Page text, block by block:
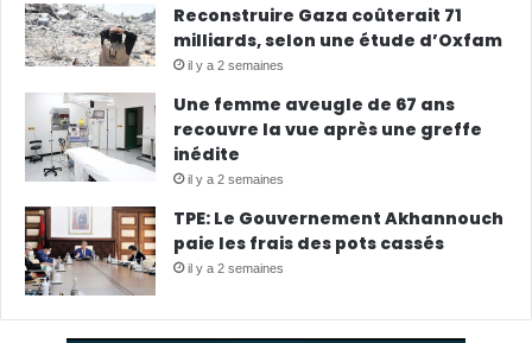
Reconstruire Gaza coûterait 71
milliards, selon une étude d’Oxfam
il y a 2 semaines
Une femme aveugle de 67 ans
recouvre la vue après une greffe
inédite
il y a 2 semaines
TPE: Le Gouvernement Akhannouch
paie les frais des pots cassés
il y a 2 semaines